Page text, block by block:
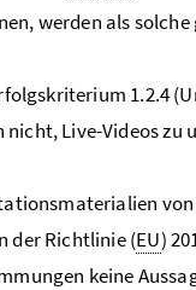
werden als
1.2.4
nicht, Live-Videos zu
der Richtlinie (EU)
keine